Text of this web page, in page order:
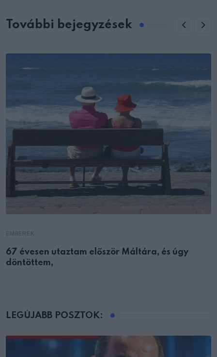
További bejegyzések
67 évesen utaztam először Máltára, és úgy
döntöttem,
LEGÚJABB POSZTOK: